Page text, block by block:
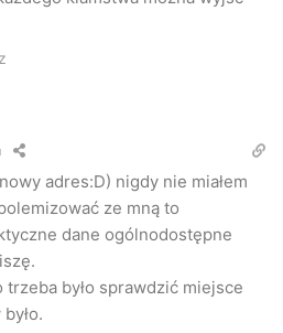
adres:D) nigdy nie miałem
ze mną to
dane ogólnodostępne
było sprawdzić miejsce